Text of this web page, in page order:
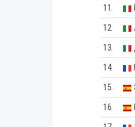
11.
12.
13.
14.
15.
16.